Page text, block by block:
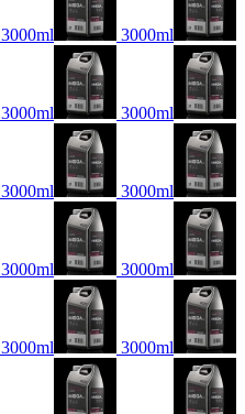
3000ml 3000ml
3000ml 3000ml
3000ml 3000ml
3000ml 3000ml
3000ml 3000ml